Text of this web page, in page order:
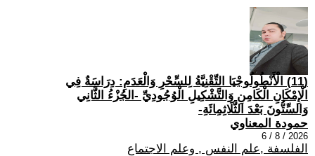
(11) الْأَنْطُولُوجْيَا التِّقْنِيَّةُ لِلسِّحْرِ وَالْعَدَمِ: دِرَاسَةٌ فِي
الْإِمْكَانِ الْكَامِنِ وَالتَّشْكِيلِ الْوُجُودِيِّ -الجُزْءُ الثَّانِي
وَالسِّتُّونَ بَعْدَ الثَّلَاثِمِائَةِ-
حمودة المعناوي
2026 / 8 / 6
الفلسفة ,علم النفس , وعلم الاجتماع